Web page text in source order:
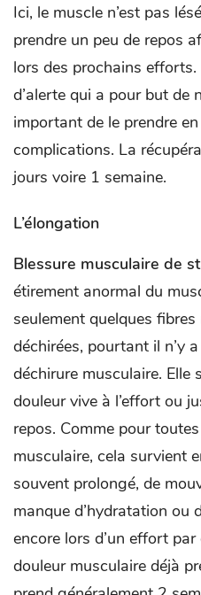
Ici, le muscle n’est pas
prendre un peu de repos
lors des prochains efforts.
d’alerte qui a pour but de
important de le prendre
complications. La
jours voire 1 semaine.
L’élongation
Blessure musculaire de
étirement anormal du
seulement quelques
déchirées, pourtant il n’y
déchirure musculaire. Elle
douleur vive à l’effort ou
repos. Comme pour
musculaire, cela survient
souvent prolongé, de
manque d’hydratation ou
encore lors d’un effort par
douleur musculaire déjà